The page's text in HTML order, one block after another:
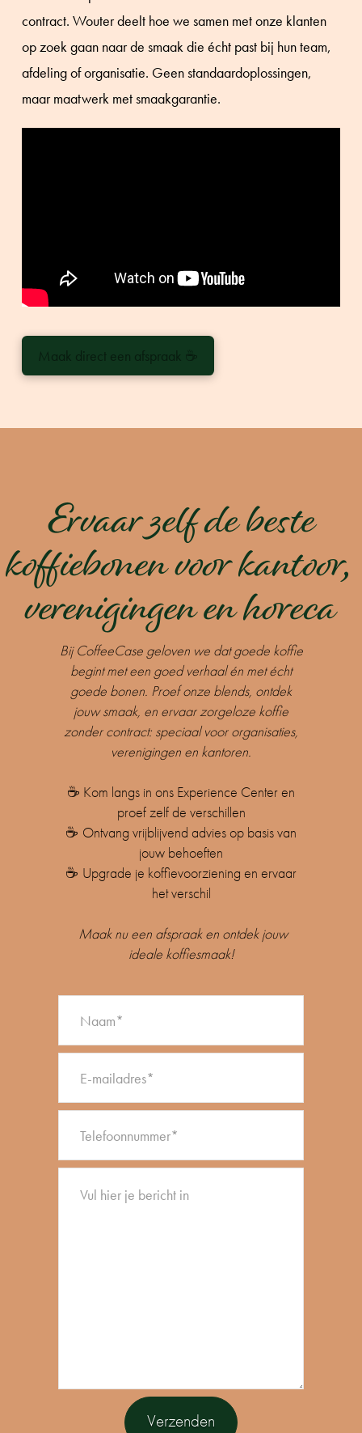
contract. Wouter deelt hoe we samen met onze klanten
op zoek gaan naar de smaak die écht past bij hun team,
afdeling of organisatie. Geen standaardoplossingen,
maar maatwerk met smaakgarantie.
Maak direct een afspraak ☕
Ervaar zelf de beste
koffiebonen voor kantoor,
verenigingen en horeca
Bij CoffeeCase geloven we dat goede koffie
begint met een goed verhaal én met écht
goede bonen. Proef onze blends, ontdek
jouw smaak, en ervaar zorgeloze koffie
zonder contract: speciaal voor organisaties,
verenigingen en kantoren.
☕ Kom langs in ons Experience Center en
proef zelf de verschillen
☕ Ontvang vrijblijvend advies op basis van
jouw behoeften
☕ Upgrade je koffievoorziening en ervaar
het verschil
Maak nu een afspraak en ontdek jouw
ideale koffiesmaak!